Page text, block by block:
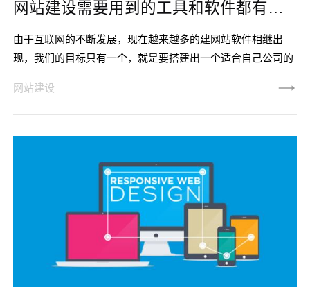
网站建设需要用到的工具和软件都有哪些
由于互联网的不断发展，现在越来越多的建网站软件相继出
现，我们的目标只有一个，就是要搭建出一个适合自己公司的
有哪些用来制作网站的软件？一、图像处理软件在对网站进行
宣传图片、网页布局设计的时候都是需要对图片进行处理的，
网站建设